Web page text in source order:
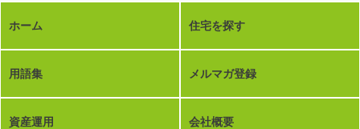
ホーム 住宅を探す
用語集 メルマガ登録
資産運用 会社概要